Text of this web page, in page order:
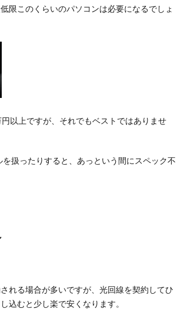
限このくらいのパソコンは必要になるでしょ
以上ですが、それでもベストではありませ
扱ったりすると、あっという間にスペック不
れる場合が多いですが、光回線を契約してひ
込むと少し楽で安くなります。